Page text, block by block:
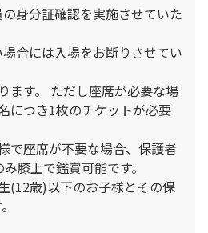
身分証確認を実施させていた
合には入場をお断りさせてい
ます。 ただし座席が必要な場
につき1枚のチケットが必要
で座席が不要な場合、保護者
膝上で鑑賞可能です。
(12歳)以下のお子様とその保